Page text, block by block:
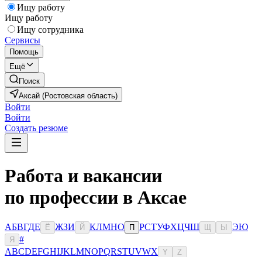
Ищу работу
Ищу работу
Ищу сотрудника
Сервисы
Помощь
Ещё
Поиск
Аксай (Ростовская область)
Войти
Войти
Создать резюме
Работа и вакансии
по профессии в Аксае
АБВГДЕ Ё ЖЗИ Й КЛМНО П РСТУФХЦЧШ Ы ЭЮ
Я
#
ABCDEFGHIJKLMNOPQRSTUVWX Y Z